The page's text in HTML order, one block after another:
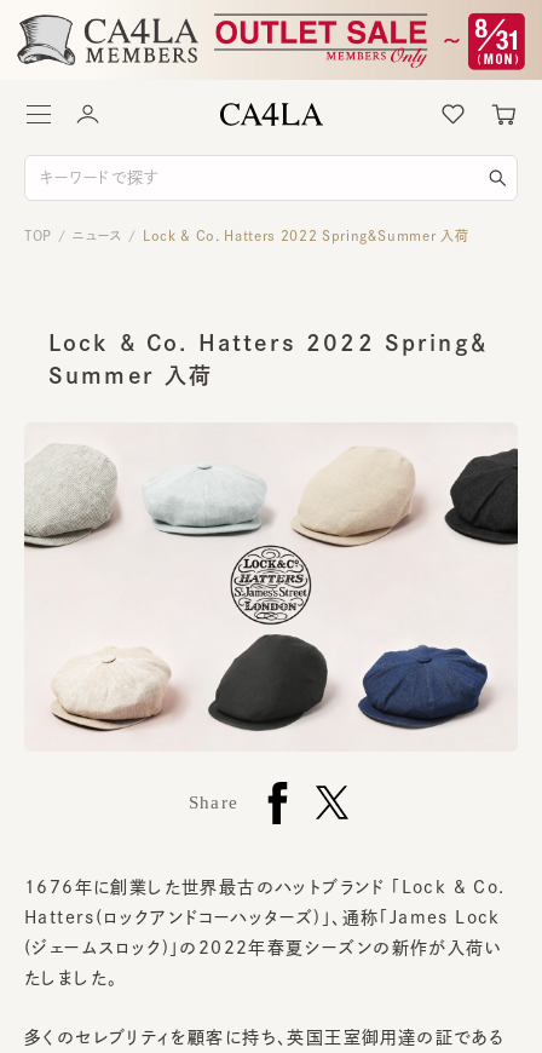
TOP / ニュース / Lock & Co. Hatters 2022 Spring＆Summer 入荷
Lock & Co. Hatters 2022 Spring＆
Summer 入荷
Share
1676年に創業した世界最古のハットブランド 「Lock & Co.
Hatters(ロックアンドコーハッターズ)」、通称「James Lock
(ジェームスロック)」の2022年春夏シーズンの新作が入荷い
たしました。
多くのセレブリティを顧客に持ち、英国王室御用達の証である